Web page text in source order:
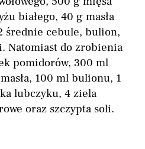
białego, 40 g masła
średnie cebule, bulion,
Natomiast do zrobienia
pomidorów, 300 ml
100 ml bulionu, 1
lubczyku, 4 ziela
oraz szczypta soli.